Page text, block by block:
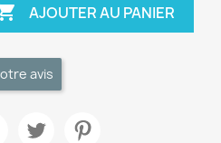
AJOUTER AU PANIER
avis